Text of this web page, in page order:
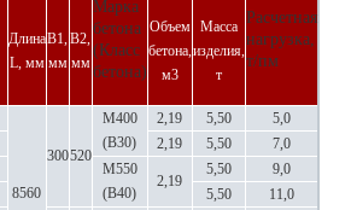
Длина
L, мм
В1,
мм
В2,
мм
Марка
бетона
(Класс
бетона)
Объем
бетона,
м3
Масса
изделия,
т
Расчетная
нагрузка,
т/пм
8560
300520
М400
(В30)
2,19 5,50
5,0
2,19 5,50
7,0
М550
(В40)
2,19
5,50
9,0
5,50 11,0